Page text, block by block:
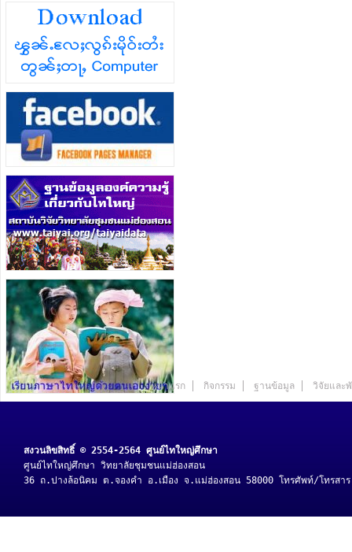
หน้าแรก กิจกรรม ฐานข้อมูล วิจัยและ
สงวนลิขสิทธิ์ © 2554-2564 ศูนย์ไทใหญ่ศึกษา
ศูนย์ไทใหญ่ศึกษา วิทยาลัยชุมชนแม่ฮ่องสอน
36 ถ.ปางล้อนิคม ต.จองคำ อ.เมือง จ.แม่ฮ่องสอน 58000 โทรศัพท์/โทรสา